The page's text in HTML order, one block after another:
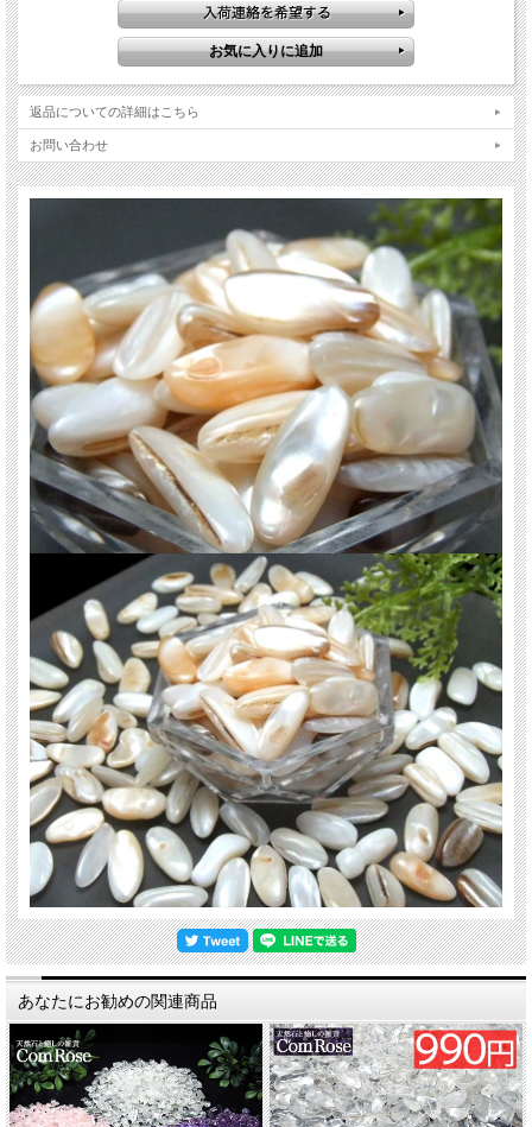
その名の通り真珠を産み出す貝(貝殻)のことです。
真珠を生み出すためか、その力は女性(母)にたとえられるようで 女性としての内
面的な魅力、優しさ、慈しみなどを引き出してくれたり、母性愛を高めると共に
その事からか、子供を守るお守りになるとも云われるそうです。
また傷ついた心を優しく包み癒してくれる作用があるとされています。
その他にも、潜在能力を高める作用や精神を安定させ 安らぎを与えてくれるとも
云われています。
真珠が生み出される貝殻の総称のようです。
浄化はもちろん、オルゴナイトの製作やインテリアにも最適です！ お買い逃しな
大変人気ですぐに売切れてしまいますのでお早めに！！
ご注意事項
※粒の大きさは目安です。さざれ石ですのでサイズのばらつきはございます。
※天然石の加工品ですので、多少の欠け等はございます。
※天然石ですので色みには個体差がございます。
※さざれ石の製造工程上、他の天然石や石以外のものが数グラム程混じる場合が
稀にございます。ご了承くださいませ。
※さざれの小分け(量り分け)を当社の地元であります愛知県の就労継続支援B型事
業所リーフさんにお願いしています。
様々な社会貢献活動に挑戦していけるよう、天然石さくらコムローズは努力いた
します。今後ともご愛顧くださいますようよろしくお願いします。
関連キーワード
天然石 パワーストーン 海外直輸入 バイヤー厳選 プレゼント ギフト メンズ レデ
ィース 卸し 卸価格 実店舗 ハンドメイド サイズ直し コムローズ comrose
返品についての詳細はこちら
お問い合わせ
あなたにお勧めの関連商品